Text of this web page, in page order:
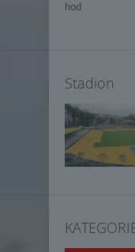
hod
Stadion